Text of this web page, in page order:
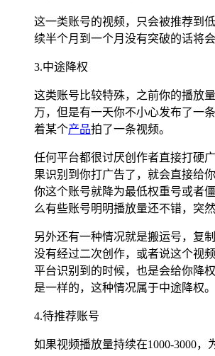
这一类账号的视频，只会被推荐到
续半个月到一个月没有突破的话将
3.中途降权
这类账号比较特殊，之前你的播放
万，但是有一天你不小心发布了一
着某个产品拍了一条视频。
任何平台都很讨厌创作者直接打硬
果识别到你打广告了，就会直接给
你这个账号就降为最低权重号或者
么有些账号明明播放量还不错，突
另外还有一种情况就是搬运号，复
没有经过二次创作，或者说这个视
平台识别到的时候，也是会给你降
是一样的，这种情况属于中途降权。
4.待推荐账号
如果视频播放量持续在1000-3000，